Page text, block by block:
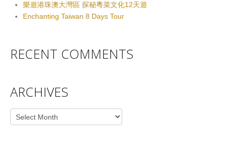
樂遊港珠澳大灣區 探秘粵菜文化12天遊
Enchanting Taiwan 8 Days Tour
RECENT COMMENTS
ARCHIVES
Archives